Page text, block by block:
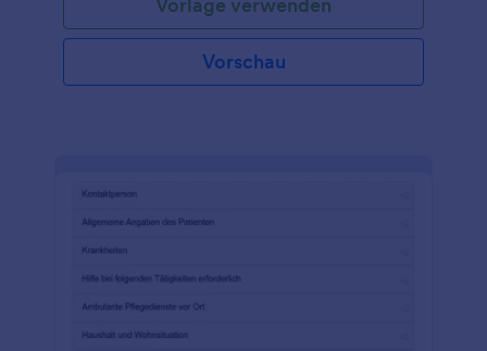
Vorschau